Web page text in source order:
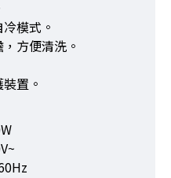
模式。
方便清洗。
置。